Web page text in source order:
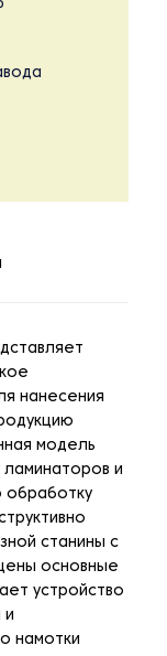
нанесения
модель
и
обработку
станины с
основные
устройство
и
намотки